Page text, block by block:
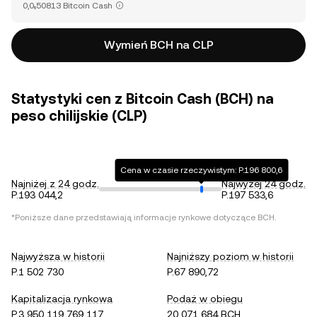
0,0₅50813 Bitcoin Cash
Wymień BCH na CLP
Statystyki cen z Bitcoin Cash (BCH) na
peso chilijskie (CLP)
Najniżej z 24 godz.
P.193 044,2
Cena w czasie rzeczywistym: P.196 800,6
Najwyżej 24 godz.
P.197 533,6
*Poniższe dane przedstawiają informacje rynkowe dotyczące BCH.
Najwyższa w historii
P.1 502 730
Najniższy poziom w historii
P.67 890,72
Kapitalizacja rynkowa
P.3 950 119 769 117
Podaż w obiegu
20 071 684 BCH